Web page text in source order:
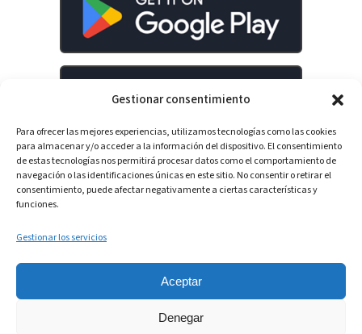
Gestionar consentimiento
Para ofrecer las mejores experiencias, utilizamos tecnologías como las cookies
para almacenar y/o acceder a la información del dispositivo. El consentimiento
de estas tecnologías nos permitirá procesar datos como el comportamiento de
navegación o las identificaciones únicas en este sitio. No consentir o retirar el
consentimiento, puede afectar negativamente a ciertas características y
funciones.
Gestionar los servicios
Aceptar
Denegar